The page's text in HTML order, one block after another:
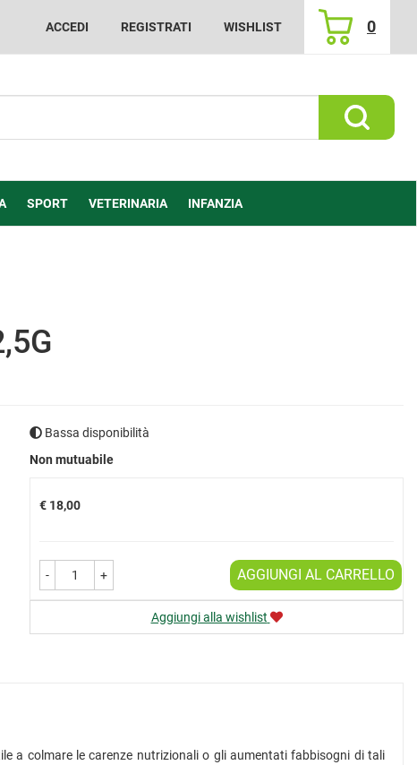
ACCEDI REGISTRATI WISHLIST 0
ARTICOLI
INSERITI
Cerca
SPORT VETERINARIA INFANZIA
Bassa disponibilità
Non mutuabile
Prezzo
€ 18,00
- + AGGIUNGI AL CARRELLO
Aggiungi alla wishlist
a colmare le carenze nutrizionali o gli aumentati fabbisogni di tali